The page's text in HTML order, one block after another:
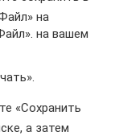
на
на вашем
«Сохранить
а затем